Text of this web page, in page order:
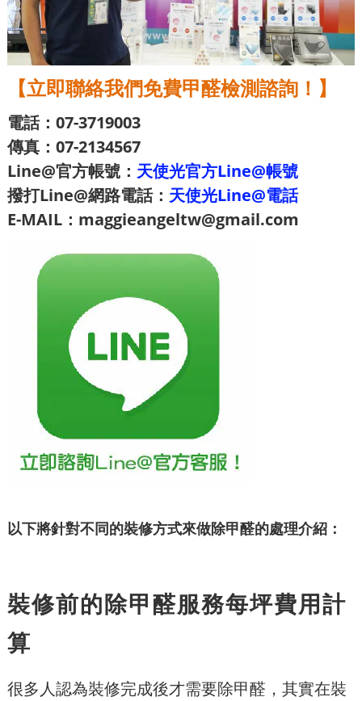
【立即聯絡我們免費甲醛檢測諮詢！】
電話：07-3719003
傳真：07-2134567
Line@官方帳號： 天使光官方Line@帳號
撥打Line@網路電話： 天使光Line@電話
E-MAIL：maggieangeltw@gmail.com
以下將針對不同的裝修方式來做除甲醛的處理介紹：
裝修前的除甲醛服務每坪費用計
算
很多人認為裝修完成後才需要除甲醛，其實在裝